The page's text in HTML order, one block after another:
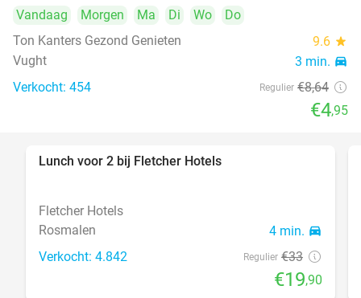
Vandaag Morgen Ma Di Wo
Do
Ton Kanters Gezond Genieten
9.6 star
Vught 3 min. directions_car
Verkocht: 454 Regulier €8,64
€4,95
Lunch voor 2 bij Fletcher Hotels
Fletcher Hotels
Rosmalen
4 min. directions_car
Verkocht: 4.842 Regulier €33
€19,90